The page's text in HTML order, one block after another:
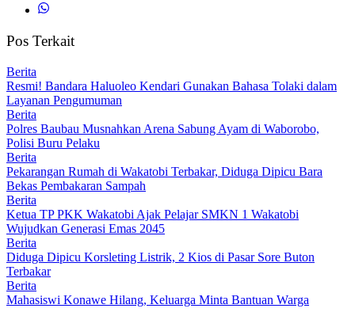
Pos Terkait
Berita
Resmi! Bandara Haluoleo Kendari Gunakan Bahasa Tolaki dalam
Layanan Pengumuman
Berita
Polres Baubau Musnahkan Arena Sabung Ayam di Waborobo,
Polisi Buru Pelaku
Berita
Pekarangan Rumah di Wakatobi Terbakar, Diduga Dipicu Bara
Bekas Pembakaran Sampah
Berita
Ketua TP PKK Wakatobi Ajak Pelajar SMKN 1 Wakatobi
Wujudkan Generasi Emas 2045
Berita
Diduga Dipicu Korsleting Listrik, 2 Kios di Pasar Sore Buton
Terbakar
Berita
Mahasiswi Konawe Hilang, Keluarga Minta Bantuan Warga